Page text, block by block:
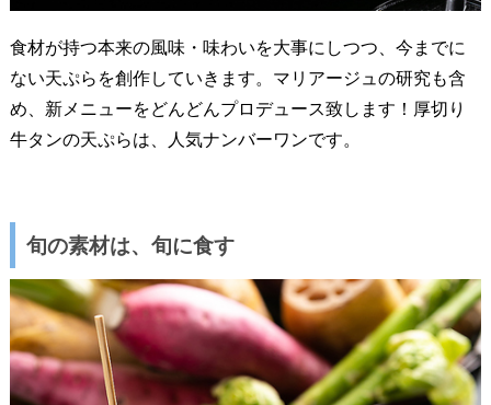
食材が持つ本来の風味・味わいを大事にしつつ、今までに
ない天ぷらを創作していきます。マリアージュの研究も含
め、新メニューをどんどんプロデュース致します！厚切り
牛タンの天ぷらは、人気ナンバーワンです。
旬の素材は、旬に食す